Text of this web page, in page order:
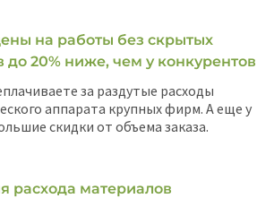
на работы без скрытых
до 20% ниже, чем у конкурентов
за раздутые расходы
аппарата крупных фирм. А еще у
скидки от объема заказа.
расхода материалов